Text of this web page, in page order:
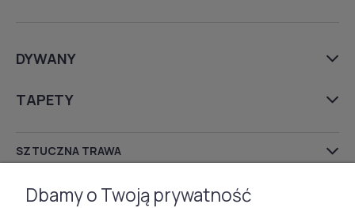
DYWANY
TAPETY
SZTUCZNA TRAWA
Dbamy o Twoją prywatność